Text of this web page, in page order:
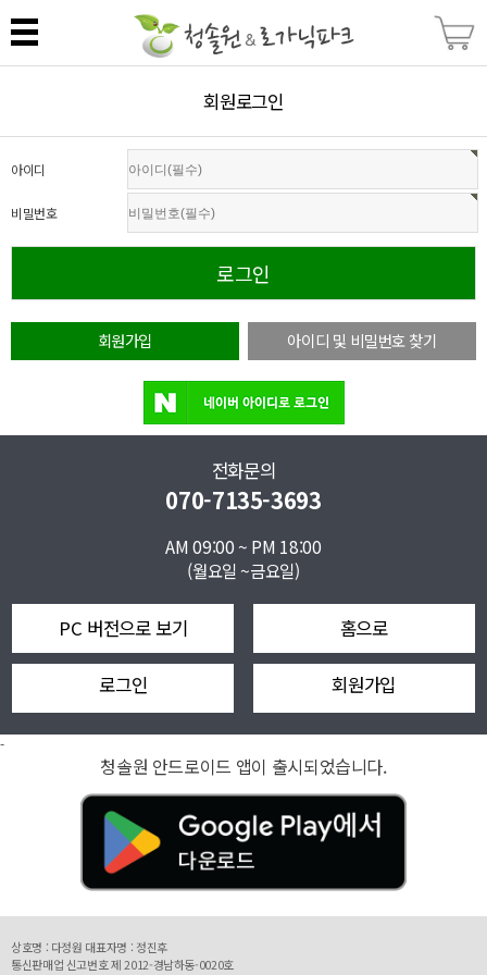
회원로그인
아이디
비밀번호
회원가입 아이디 및 비밀번호 찾기
전화문의
070-7135-3693
AM 09:00 ~ PM 18:00
(월요일 ~금요일)
PC 버전으로 보기 홈으로
로그인 회원가입
-
청솔원 안드로이드 앱이 출시되었습니다.
상호명 : 다정원 대표자명 : 정진후
통신판매업 신고번호 제 2012-경남하동-0020호